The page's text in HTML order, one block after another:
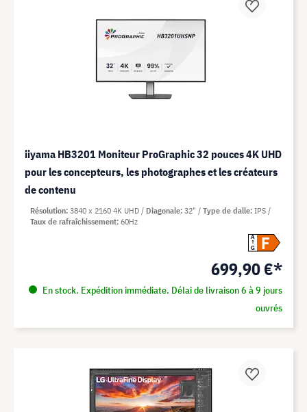
iiyama HB3201 Moniteur ProGraphic 32 pouces 4K UHD
pour les concepteurs, les photographes et les créateurs
de contenu
A
G
F
699,90 €*
En stock. Expédition immédiate. Délai de livraison 6 à 9 jours
ouvrés
Résolution 3840 x 2160 4K UHD Diagonale 32" Type de dalle IPS
Taux de rafraîchissement 60Hz